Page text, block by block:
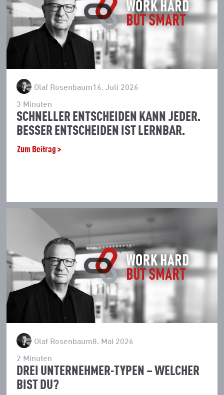
Olaf Rosenbaum16. Juli 2026
3 Minuten
SCHNELLER ENTSCHEIDEN KANN JEDER.
BESSER ENTSCHEIDEN IST LERNBAR.
Zum Beitrag >
Olaf Rosenbaum8. Mai 2026
2 Minuten
DREI UNTERNEHMER-TYPEN – WELCHER
BIST DU?